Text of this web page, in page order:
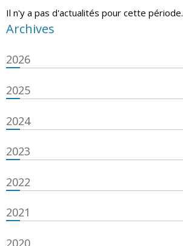
Il n'y a pas d'actualités pour cette période.
Archives
2026
2025
2024
2023
2022
2021
2020